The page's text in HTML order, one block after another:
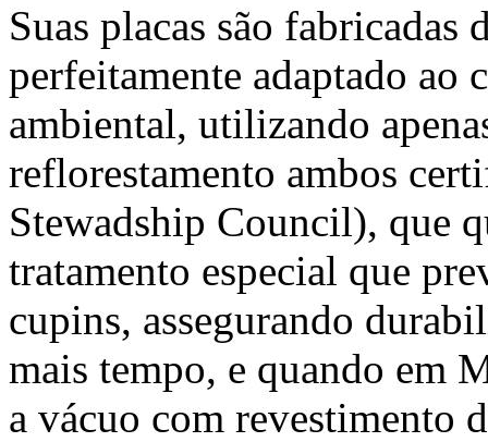
Suas placas são fabricadas
perfeitamente adaptado ao
ambiental, utilizando
reflorestamento ambos
Stewadship Council), que
tratamento especial que
cupins, assegurando
mais tempo, e quando em
a vácuo com revestimento